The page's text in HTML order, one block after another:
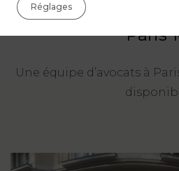
Contacter l’agence
Paris
Une équipe d’avocats à
Réglages